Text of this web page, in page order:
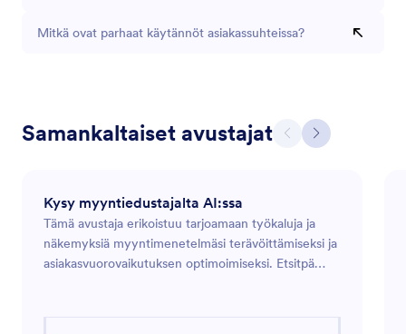
Mitkä ovat parhaat käytännöt asiakassuhteissa?
Samankaltaiset avustajat
Kysy myyntiedustajalta AI:ssa
Tämä avustaja erikoistuu tarjoamaan työkaluja ja
näkemyksiä myyntimenetelmäsi terävöittämiseksi ja
asiakasvuorovaikutuksen optimoimiseksi. Etsitpä